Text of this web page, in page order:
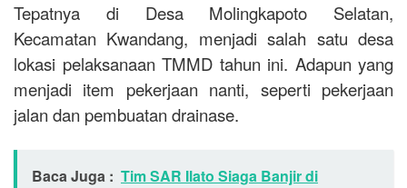
Tepatnya di Desa Molingkapoto Selatan,
Kecamatan Kwandang, menjadi salah satu desa
lokasi pelaksanaan TMMD tahun ini. Adapun yang
menjadi item pekerjaan nanti, seperti pekerjaan
jalan dan pembuatan drainase.
Baca Juga : Tim SAR Ilato Siaga Banjir di